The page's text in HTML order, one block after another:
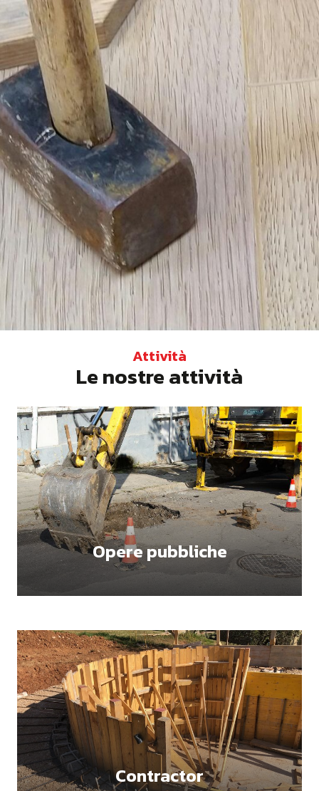
Attività
Le nostre attività
Opere pubbliche
Contractor